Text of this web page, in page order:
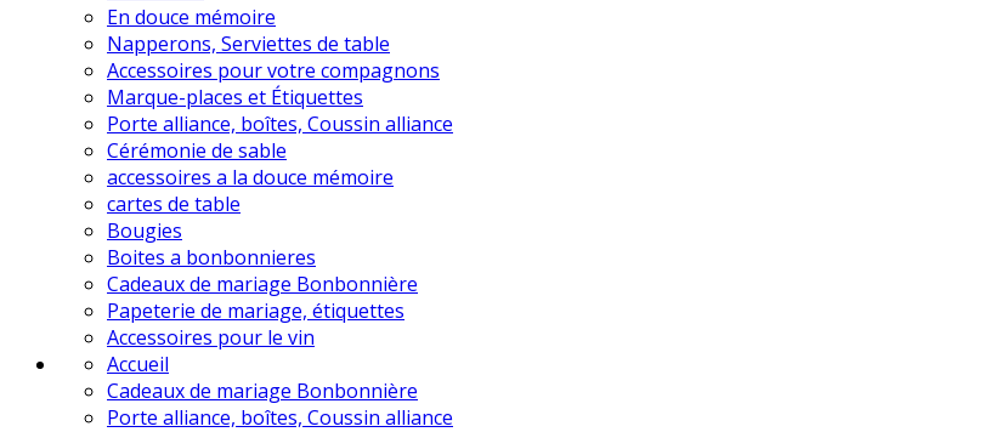
En douce mémoire
Napperons, Serviettes de table
Accessoires pour votre compagnons
Marque-places et Étiquettes
Porte alliance, boîtes, Coussin alliance
Cérémonie de sable
accessoires a la douce mémoire
cartes de table
Bougies
Boites a bonbonnieres
Cadeaux de mariage Bonbonnière
Papeterie de mariage, étiquettes
Accessoires pour le vin
Accueil
Cadeaux de mariage Bonbonnière
Porte alliance, boîtes, Coussin alliance